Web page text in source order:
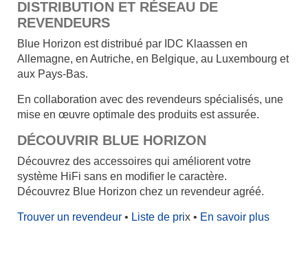
DISTRIBUTION ET RÉSEAU DE
REVENDEURS
Blue Horizon est distribué par IDC Klaassen en
Allemagne, en Autriche, en Belgique, au Luxembourg et
aux Pays-Bas.
En collaboration avec des revendeurs spécialisés, une
mise en œuvre optimale des produits est assurée.
DÉCOUVRIR BLUE HORIZON
Découvrez des accessoires qui améliorent votre
système HiFi sans en modifier le caractère.
Découvrez Blue Horizon chez un revendeur agréé.
Trouver un revendeur • Liste de prix • En savoir plus